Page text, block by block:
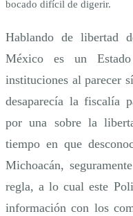
bocado difícil de digerir.
Hablando de libertad
México es un
instituciones al parecer
desaparecía la fiscalía
por una sobre la
tiempo en que
Michoacán,
regla, a lo cual este
información con los